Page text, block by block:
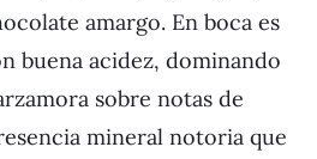
amargo. En boca es
buena acidez, dominando
sobre notas de
mineral notoria que